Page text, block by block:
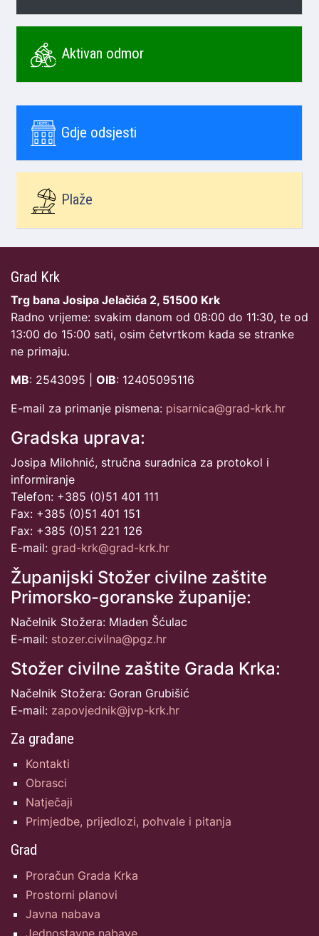
Aktivan odmor
Gdje odsjesti
Plaže
Grad Krk
Trg bana Josipa Jelačića 2, 51500 Krk
Radno vrijeme: svakim danom od 08:00 do 11:30, te od
13:00 do 15:00 sati, osim četvrtkom kada se stranke
ne primaju.
MB: 2543095 | OIB: 12405095116
E-mail za primanje pismena: pisarnica@grad-krk.hr
Gradska uprava:
Josipa Milohnić, stručna suradnica za protokol i
informiranje
Telefon: +385 (0)51 401 111
Fax: +385 (0)51 401 151
Fax: +385 (0)51 221 126
E-mail: grad-krk@grad-krk.hr
Županijski Stožer civilne zaštite
Primorsko-goranske županije:
Načelnik Stožera: Mladen Šćulac
E-mail: stozer.civilna@pgz.hr
Stožer civilne zaštite Grada Krka:
Načelnik Stožera: Goran Grubišić
E-mail: zapovjednik@jvp-krk.hr
Za građane
Kontakti
Obrasci
Natječaji
Primjedbe, prijedlozi, pohvale i pitanja
Grad
Proračun Grada Krka
Prostorni planovi
Javna nabava